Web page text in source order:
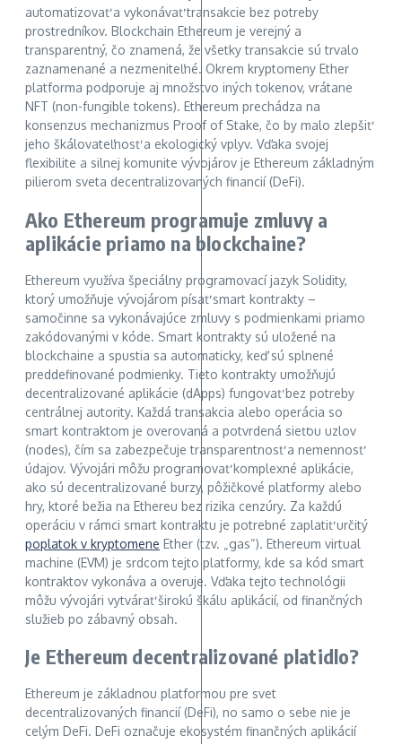
automatizovať a vykonávať transakcie bez potreby
prostredníkov. Blockchain Ethereum je verejný a
transparentný, čo znamená, že všetky transakcie sú trvalo
zaznamenané a nezmeniteľné. Okrem kryptomeny Ether
platforma podporuje aj množstvo iných tokenov, vrátane
NFT (non-fungible tokens). Ethereum prechádza na
konsenzus mechanizmus Proof of Stake, čo by malo zlepšiť
jeho škálovateľnosť a ekologický vplyv. Vďaka svojej
flexibilite a silnej komunite vývojárov je Ethereum základným
pilierom sveta decentralizovaných financií (DeFi).
Ako Ethereum programuje zmluvy a
aplikácie priamo na blockchaine?
Ethereum využíva špeciálny programovací jazyk Solidity,
ktorý umožňuje vývojárom písať smart kontrakty –
samočinne sa vykonávajúce zmluvy s podmienkami priamo
zakódovanými v kóde. Smart kontrakty sú uložené na
blockchaine a spustia sa automaticky, keď sú splnené
preddefinované podmienky. Tieto kontrakty umožňujú
decentralizované aplikácie (dApps) fungovať bez potreby
centrálnej autority. Každá transakcia alebo operácia so
smart kontraktom je overovaná a potvrdená sieťou uzlov
(nodes), čím sa zabezpečuje transparentnosť a nemennosť
údajov. Vývojári môžu programovať komplexné aplikácie,
ako sú decentralizované burzy, pôžičkové platformy alebo
hry, ktoré bežia na Ethereu bez rizika cenzúry. Za každú
operáciu v rámci smart kontraktu je potrebné zaplatiť určitý
poplatok v kryptomene Ether (tzv. „gas“). Ethereum virtual
machine (EVM) je srdcom tejto platformy, kde sa kód smart
kontraktov vykonáva a overuje. Vďaka tejto technológii
môžu vývojári vytvárať širokú škálu aplikácií, od finančných
služieb po zábavný obsah.
Je Ethereum decentralizované platidlo?
Ethereum je základnou platformou pre svet
decentralizovaných financií (DeFi), no samo o sebe nie je
celým DeFi. DeFi označuje ekosystém finančných aplikácií